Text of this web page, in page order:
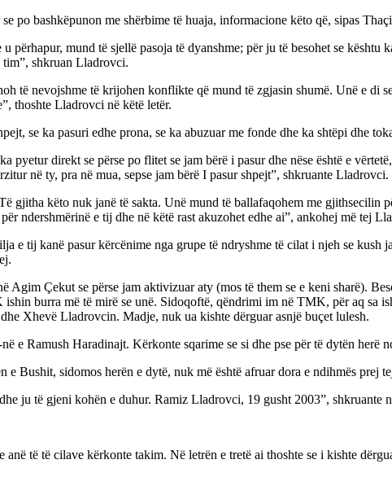
po bashkëpunon me shërbime të huaja, informacione këto që, sipas
mund të sjellë pasoja të dyanshme; për ju të besohet se kështu
shkruan Lladrovci.
të nevojshme të krijohen konflikte që mund të zgjasin shumë. Unë e di
thoshte Lladrovci në këtë letër.
se ka pasuri edhe prona, se ka abuzuar me fonde dhe ka shtëpi dhe
pyetur direkt se përse po flitet se jam bërë i pasur dhe nëse është e
në ty, pra në mua, sepse jam bërë I pasur shpejt”, shkruante Lladrovci.
gjitha këto nuk janë të sakta. Unë mund të ballafaqohem me gjithsecilin
ndershmërinë e tij dhe në këtë rast akuzohet edhe ai”, ankohej më tej
e tij kanë pasur kërcënime nga grupe të ndryshme të cilat i njeh se kush
Çekut se përse jam aktivizuar aty (mos të them se e keni sharë).
burra më të mirë se unë. Sidoqoftë, qëndrimi im në TMK, për aq sa
Xhevë Lladrovcin. Madje, nuk ua kishte dërguar asnjë buçet lulesh.
e Ramush Haradinajt. Kërkonte sqarime se si dhe pse për të dytën herë
Bushit, sidomos herën e dytë, nuk më është afruar dora e ndihmës prej
ju të gjeni kohën e duhur. Ramiz Lladrovci, 19 gusht 2003”, shkruante
të të cilave kërkonte takim. Në letrën e tretë ai thoshte se i kishte